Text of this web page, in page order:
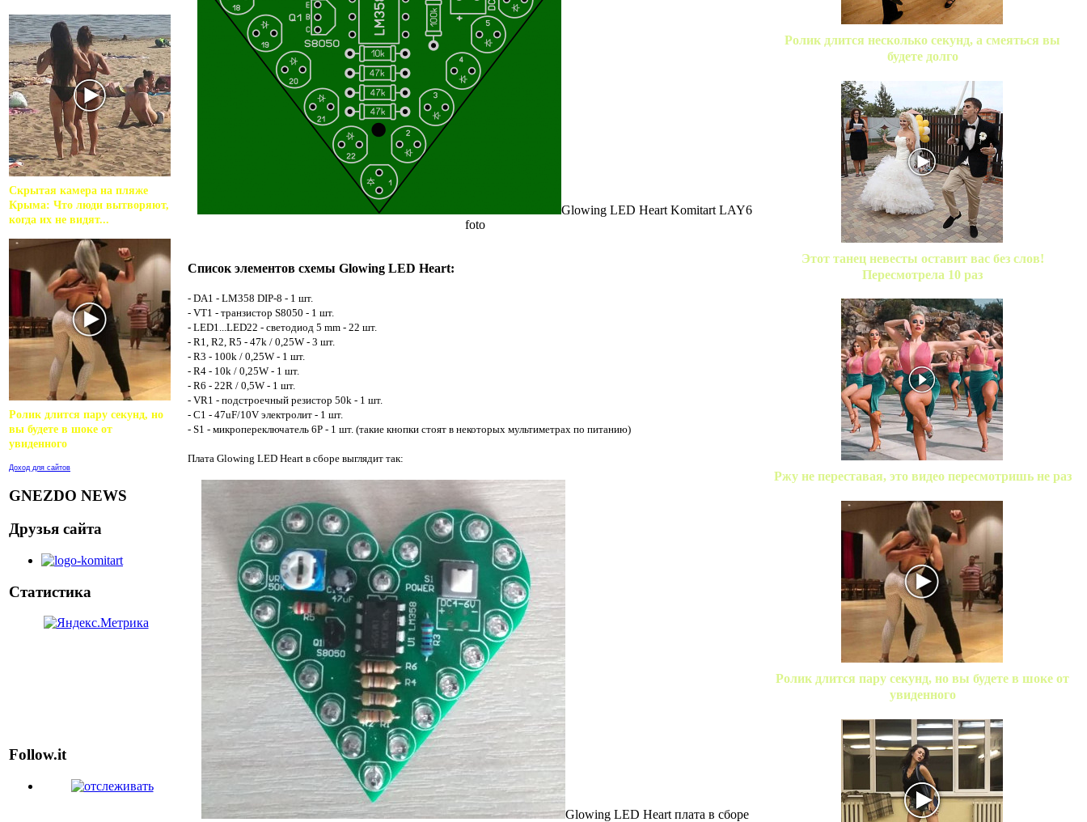
Скрытая камера на пляже
Крыма: Что люди вытворяют,
когда их не видят...
Ролик длится пару секунд, но
вы будете в шоке от
увиденного
Доход для сайтов
GNEZDO NEWS
Друзья сайта
Статистика
Follow.it
Glowing LED Heart Komitart LAY6
foto
Список элементов схемы Glowing LED Heart:
- DA1 - LM358 DIP-8 - 1 шт.
- VT1 - транзистор S8050 - 1 шт.
- LED1...LED22 - светодиод 5 mm - 22 шт.
- R1, R2, R5 - 47k / 0,25W - 3 шт.
- R3 - 100k / 0,25W - 1 шт.
- R4 - 10k / 0,25W - 1 шт.
- R6 - 22R / 0,5W - 1 шт.
- VR1 - подстроечный резистор 50k - 1 шт.
- C1 - 47uF/10V электролит - 1 шт.
- S1 - микропереключатель 6P - 1 шт. (такие кнопки стоят в некоторых мультиметрах по питанию)
Плата Glowing LED Heart в сборе выглядит так:
Glowing LED Heart плата в сборе
Ролик длится несколько секунд, а смеяться вы
будете долго
Этот танец невесты оставит вас без слов!
Пересмотрела 10 раз
Ржу не переставая, это видео пересмотришь не раз
Ролик длится пару секунд, но вы будете в шоке от
увиденного